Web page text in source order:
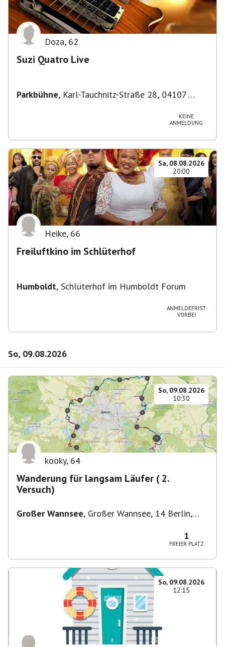
Doza, 62
Suzi Quatro Live
Parkbühne, Karl-Tauchnitz-Straße 28, 04107
KEINE
ANMELDUNG
Sa, 08.08.2026
20:00
Heike, 66
Freiluftkino im Schlüterhof
Humboldt, Schlüterhof im Humboldt Forum
ANMELDEFRIST
VORBEI
So, 09.08.2026
So, 09.08.2026
10:30
kooky, 64
Wanderung für langsam Läufer ( 2.
Versuch)
Großer Wannsee, Großer Wannsee, 14 Berlin,
1
FREIER PLATZ
So, 09.08.2026
12:15